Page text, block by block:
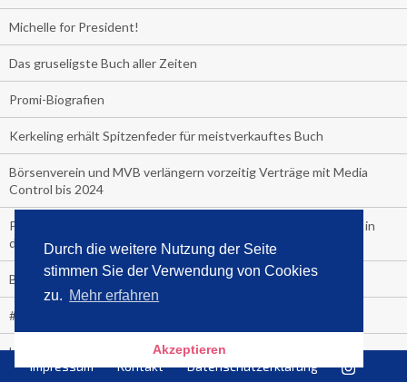
Durch die weitere Nutzung der Seite
stimmen Sie der Verwendung von Cookies
zu. Mehr erfahren
Akzeptieren
Michelle for President!
Das gruseligste Buch aller Zeiten
Promi-Biografien
Kerkeling erhält Spitzenfeder für meistverkauftes Buch
Börsenverein und MVB verlängern vorzeitig Verträge mit Media
Control bis 2024
PocketBook, Ceebo und Umbreit bringen Hörbuch-Downloads in
die Cloud
Bella Bella
#1-Bestseller: "Das ist Alpha!" von Kollegah
Hammer! "Fear: Trump in the White House" (auf Englisch) von
Watergate-Urgestein
Impressum Kontakt Datenschutzerklärung